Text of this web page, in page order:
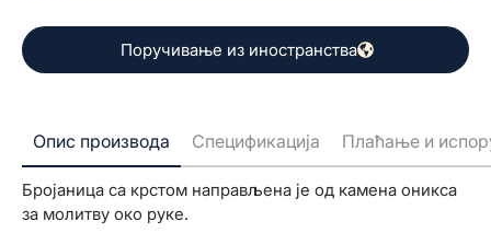
Поручивање из иностранства
Опис производа Спецификација Плаћање и
Бројаница са крстом направљена је од камена оникса
за молитву око руке.